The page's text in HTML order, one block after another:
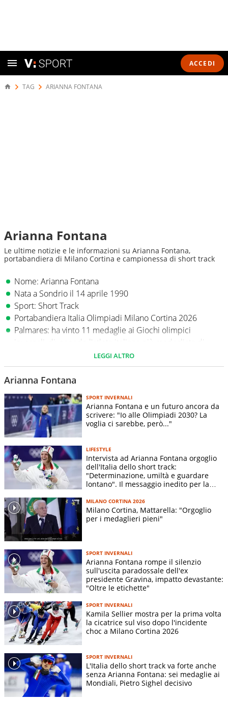
ACCEDI
TAG ARIANNA FONTANA
Arianna Fontana
Le ultime notizie e le informazioni su Arianna Fontana,
portabandiera di Milano Cortina e campionessa di short track
Nome: Arianna Fontana
Nata a Sondrio il 14 aprile 1990
Sport: Short Track
Portabandiera Italia Olimpiadi Milano Cortina 2026
Palmares: ha vinto 11 medaglie ai Giochi olimpici
invernali, divenendo l'atleta italiana più medagliata di
sempre alle Olimpiadi Invernali
LEGGI ALTRO
Arianna Fontana
SPORT INVERNALI
Arianna Fontana e un futuro ancora da
scrivere: "Io alle Olimpiadi 2030? La
voglia ci sarebbe, però..."
LIFESTYLE
Intervista ad Arianna Fontana orgoglio
dell'Italia dello short track:
"Determinazione, umiltà e guardare
lontano". Il messaggio inedito per la
MILANO CORTINA 2026
Milano Cortina, Mattarella: "Orgoglio
per i medaglieri pieni"
SPORT INVERNALI
Arianna Fontana rompe il silenzio
sull'uscita paradossale dell'ex
presidente Gravina, impatto devastante:
"Oltre le etichette"
SPORT INVERNALI
Kamila Sellier mostra per la prima volta
la cicatrice sul viso dopo l'incidente
choc a Milano Cortina 2026
SPORT INVERNALI
L'Italia dello short track va forte anche
senza Arianna Fontana: sei medaglie ai
Mondiali, Pietro Sighel decisivo